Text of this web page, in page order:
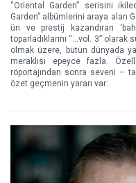
“Oriental Garden” serisini
Garden” albümlerini araya alan
ün ve prestij kazandıran
toparladıklarını “…vol. 3” olarak
olmak üzere, bütün dünyada
meraklısı epeyce fazla.
röportajından sonra seveni –
özet geçmenin yararı var: